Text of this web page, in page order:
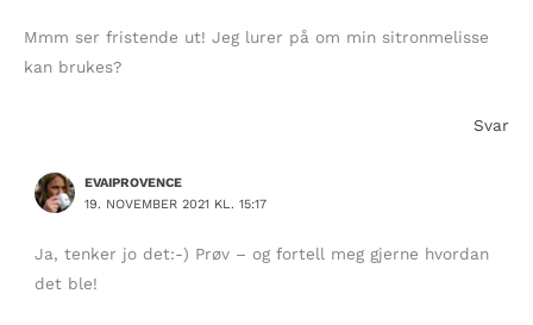
Mmm ser fristende ut! Jeg lurer på om min sitronmelisse
kan brukes?
Svar
EVAIPROVENCE
19. NOVEMBER 2021 KL. 15:17
Ja, tenker jo det:-) Prøv – og fortell meg gjerne hvordan
det ble!